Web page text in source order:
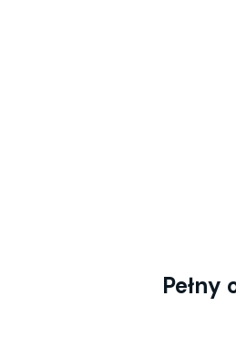
Pełny